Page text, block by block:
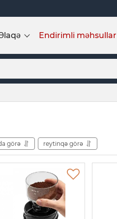
Endirimli məhsullar
görə reytinqə görə